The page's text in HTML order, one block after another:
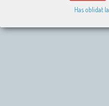
Has oblidat